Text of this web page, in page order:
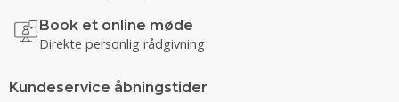
Book et online møde
Direkte personlig rådgivning
Kundeservice åbningstider